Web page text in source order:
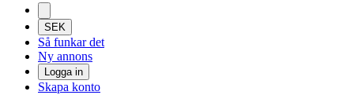
SEK
Så funkar det
Ny annons
Logga in
Skapa konto